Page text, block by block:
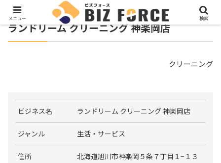
ランドリーム クリーニング 神楽岡店
クリーニング
ビジネス名 ランドリーム クリーニング 神楽岡店
ジャンル 生活・サービス
住所
北海道旭川市神楽岡５条７丁目１−１３
メニュー 検索